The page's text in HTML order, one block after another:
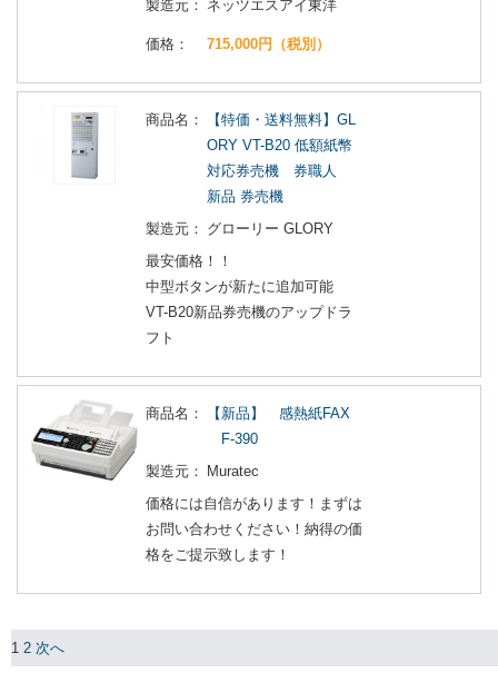
製造元： ネッツエスアイ東洋
価格： 715,000円（税別）
商品名：
【特価・送料無料】GL
ORY VT-B20 低額紙幣
対応券売機 券職人
新品 券売機
製造元： グローリー GLORY
最安価格！！
中型ボタンが新たに追加可能
VT-B20新品券売機のアップドラ
フト
商品名：
【新品】 感熱紙FAX
F-390
製造元：
Muratec
価格には自信があります！まずは
お問い合わせください！納得の価
格をご提示致します！
1 2 次へ